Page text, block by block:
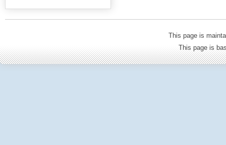
This page is
This page is